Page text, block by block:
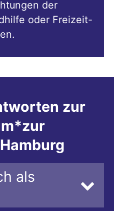
der
oder Freizeit-
zur
als